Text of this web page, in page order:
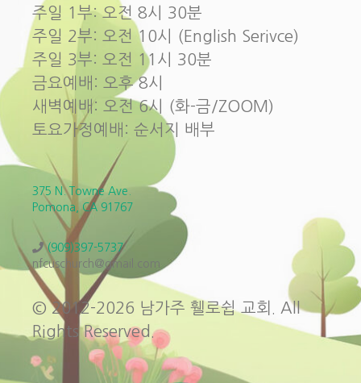
주일 1부: 오전 8시 30분
주일 2부: 오전 10시 (English Serivce)
주일 3부: 오전 11시 30분
금요예배: 오후 8시
새벽예배: 오전 6시 (화-금/ZOOM)
토요가정예배: 순서지 배부
375 N. Towne Ave.
Pomona, CA 91767
(909)397-5737
nfcuschurch@gmail.com
© 2012-2026 남가주 휄로쉽 교회. All
Rights Reserved.